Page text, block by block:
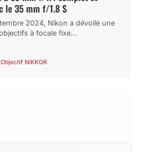
le 35 mm f/1.8 S
2024, Nikon a dévoilé une
à focale fixe...
Objectif NIKKOR